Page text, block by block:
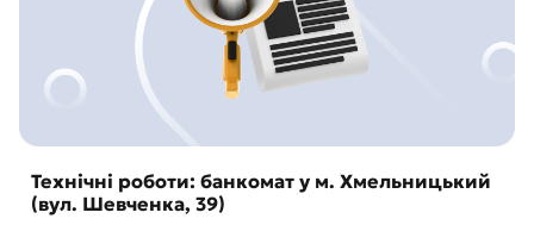
Технічні роботи: банкомат у м. Хмельницький
(вул. Шевченка, 39)